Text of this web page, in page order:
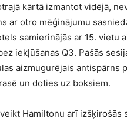
kārtā izmantot vidējā,
ar otro mēģinājumu
samierinājās ar 15. vietu
iekļūšanas Q3. Pašās
aizmugurējais antispārns
un doties uz boksiem.
Hamiltonu arī izšķirošās